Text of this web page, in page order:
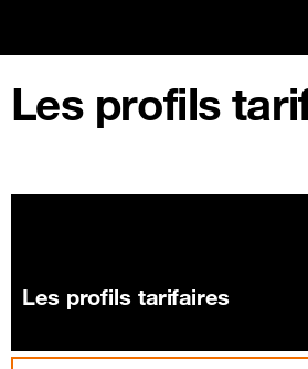
First visit ?
Les profils
Les profils tarifaires